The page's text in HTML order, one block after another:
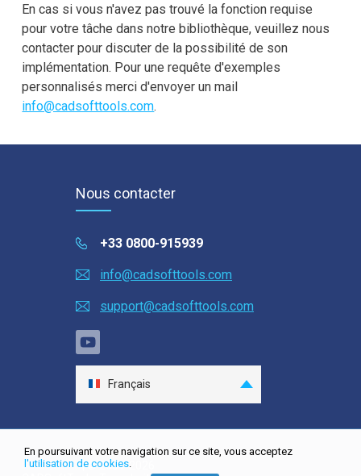
En poursuivant votre navigation sur ce site, vous acceptez
l'utilisation de cookies.
En cas si vous n'avez pas trouvé la fonction requise
pour votre tâche dans notre bibliothèque, veuillez nous
contacter pour discuter de la possibilité de son
implémentation. Pour une requête d'exemples
personnalisés merci d'envoyer un mail
info@cadsofttools.com.
Nous contacter
+33 0800-915939
info@cadsofttools.com
support@cadsofttools.com
Français
日本語
Plan du site| © 2001-2026